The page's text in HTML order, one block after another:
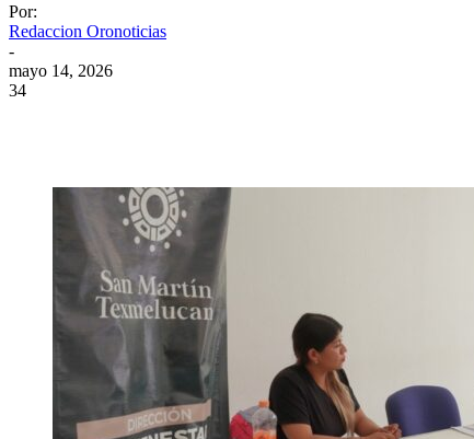
Por:
Redaccion Oronoticias
-
mayo 14, 2026
34